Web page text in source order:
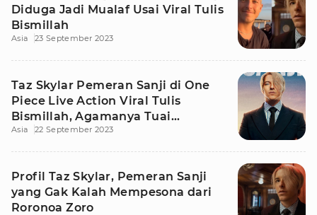
Diduga Jadi Mualaf Usai Viral Tulis
Bismillah
Asia 23 September 2023
Taz Skylar Pemeran Sanji di One
Piece Live Action Viral Tulis
Bismillah, Agamanya Tuai
Perdebatan
Asia 22 September 2023
Profil Taz Skylar, Pemeran Sanji
yang Gak Kalah Mempesona dari
Roronoa Zoro